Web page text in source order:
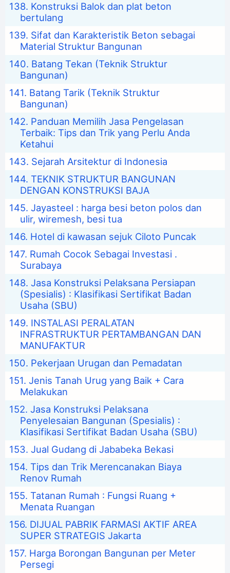
Konstruksi Balok dan plat beton
bertulang
Sifat dan Karakteristik Beton sebagai
Material Struktur Bangunan
Batang Tekan (Teknik Struktur
Bangunan)
Batang Tarik (Teknik Struktur
Bangunan)
Panduan Memilih Jasa Pengelasan
Terbaik: Tips dan Trik yang Perlu Anda
Ketahui
Sejarah Arsitektur di Indonesia
TEKNIK STRUKTUR BANGUNAN
DENGAN KONSTRUKSI BAJA
Jayasteel : harga besi beton polos dan
ulir, wiremesh, besi tua
Hotel di kawasan sejuk Ciloto Puncak
Rumah Cocok Sebagai Investasi .
Surabaya
Jasa Konstruksi Pelaksana Persiapan
(Spesialis) : Klasifikasi Sertifikat Badan
Usaha (SBU)
INSTALASI PERALATAN
INFRASTRUKTUR PERTAMBANGAN DAN
MANUFAKTUR
Pekerjaan Urugan dan Pemadatan
Jenis Tanah Urug yang Baik + Cara
Melakukan
Jasa Konstruksi Pelaksana
Penyelesaian Bangunan (Spesialis) :
Klasifikasi Sertifikat Badan Usaha (SBU)
Jual Gudang di Jababeka Bekasi
Tips dan Trik Merencanakan Biaya
Renov Rumah
Tatanan Rumah : Fungsi Ruang +
Menata Ruangan
DIJUAL PABRIK FARMASI AKTIF AREA
SUPER STRATEGIS Jakarta
Harga Borongan Bangunan per Meter
Persegi